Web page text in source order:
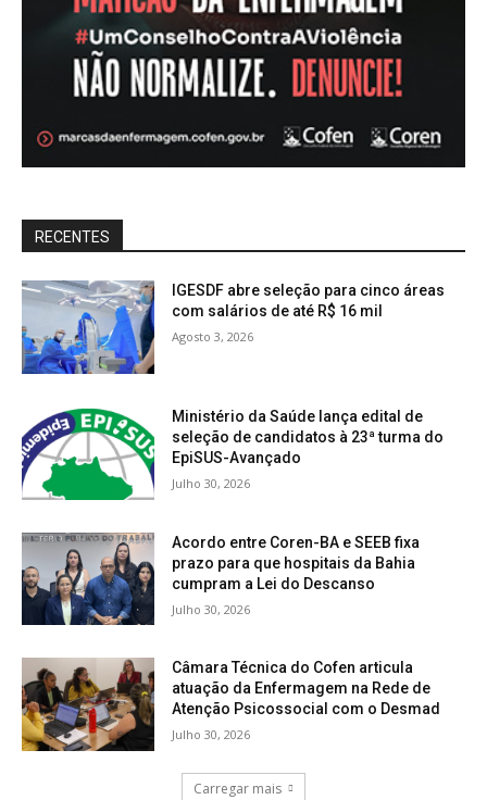
RECENTES
IGESDF abre seleção para cinco áreas
com salários de até R$ 16 mil
Agosto 3, 2026
Ministério da Saúde lança edital de
seleção de candidatos à 23ª turma do
EpiSUS-Avançado
Julho 30, 2026
Acordo entre Coren-BA e SEEB fixa
prazo para que hospitais da Bahia
cumpram a Lei do Descanso
Julho 30, 2026
Câmara Técnica do Cofen articula
atuação da Enfermagem na Rede de
Atenção Psicossocial com o Desmad
Julho 30, 2026
Carregar mais